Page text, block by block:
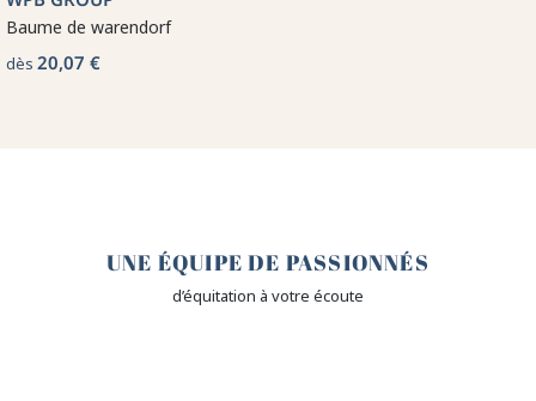
Baume de warendorf
dès 20,07 €
UNE ÉQUIPE DE PASSIONNÉS
d’équitation à votre écoute